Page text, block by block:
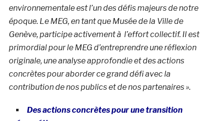
environnementale est l’un des défis majeurs de notre
époque. Le MEG, en tant que Musée de la Ville de
Genève, participe activement à l’effort collectif. Il est
primordial pour le MEG d’entreprendre une réflexion
originale, une analyse approfondie et des actions
concrètes pour aborder ce grand défi avec la
contribution de nos publics et de nos partenaires ».
Des actions concrètes pour une transition